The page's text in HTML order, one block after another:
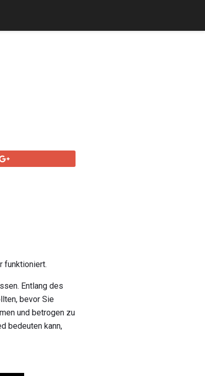
funktioniert.
Entlang des
bevor Sie
und betrogen zu
bedeuten kann,